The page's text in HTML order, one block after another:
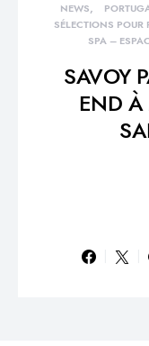
NEWS
SÉLECTIONS POUR
SPA –
SAVOY
END À